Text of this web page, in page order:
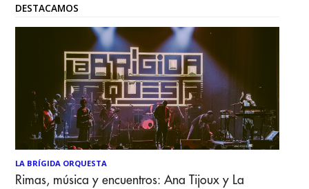
DESTACAMOS
LA BRÍGIDA ORQUESTA
Rimas, música y encuentros: Ana Tijoux y La